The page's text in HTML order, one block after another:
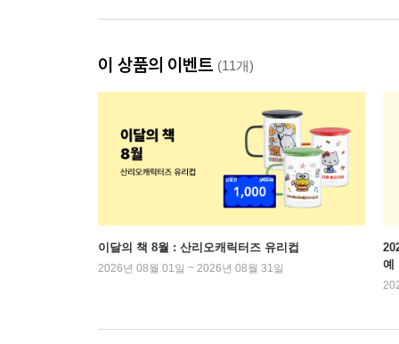
이 상품의 이벤트 (11개)
이달의 책 8월 : 산리오캐릭터즈 유리컵
2026년 08월 01일 ~ 2026년 08월 31일
예